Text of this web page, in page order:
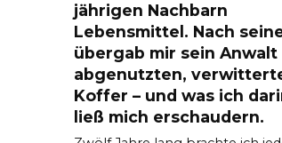
jährigen Nachbarn
Lebensmittel. Nach
übergab mir sein Anwalt
abgenutzten,
Koffer – und was ich
ließ mich erschaudern.